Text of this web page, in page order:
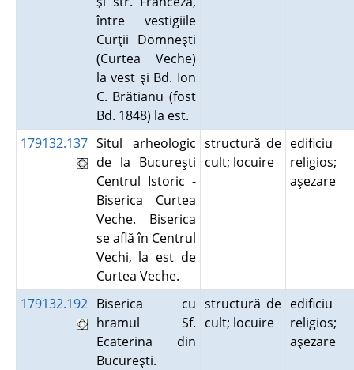
între vestigiile
Curţii Domneşti
(Curtea Veche)
la vest şi Bd. Ion
C. Brătianu (fost
Bd. 1848) la est.
179132.137 Situl arheologic
de la Bucureşti
Centrul Istoric -
Biserica Curtea
Veche. Biserica
se află în Centrul
Vechi, la est de
Curtea Veche.
structură de
cult; locuire
edificiu
religios;
aşezare
179132.192 Biserica cu
hramul Sf.
Ecaterina din
Bucureşti.
structură de
cult; locuire
edificiu
religios;
aşezare